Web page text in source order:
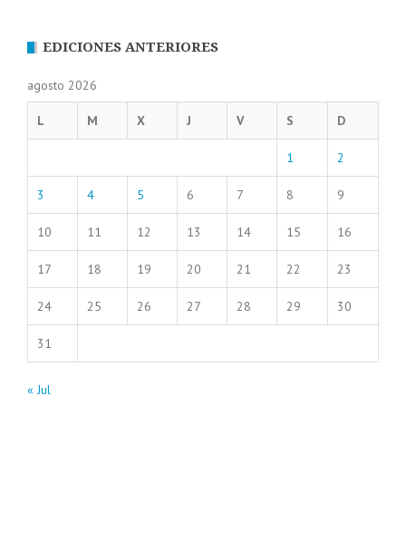
EDICIONES ANTERIORES
agosto 2026
L M X J V S D
1 2
3 4 5 6 7 8 9
10 11 12 13 14 15 16
17 18 19 20 21 22 23
24 25 26 27 28 29 30
31
« Jul